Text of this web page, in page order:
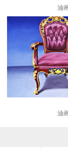
油
油